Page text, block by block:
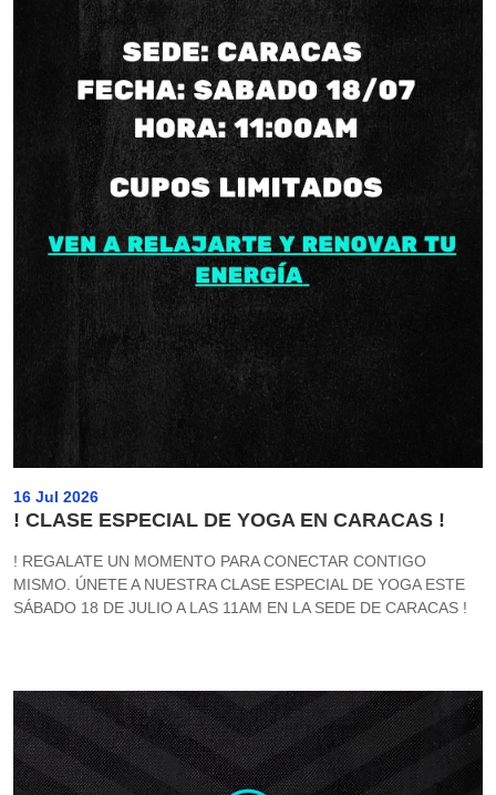
16 Jul 2026
! CLASE ESPECIAL DE YOGA EN CARACAS !
! REGALATE UN MOMENTO PARA CONECTAR CONTIGO
MISMO. ÚNETE A NUESTRA CLASE ESPECIAL DE YOGA ESTE
SÁBADO 18 DE JULIO A LAS 11AM EN LA SEDE DE CARACAS !